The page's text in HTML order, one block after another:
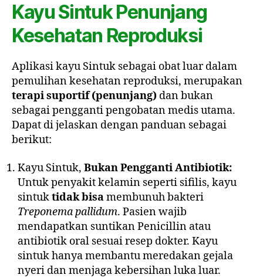
Kayu Sintuk Penunjang
Kesehatan Reproduksi
Aplikasi kayu Sintuk sebagai obat luar dalam
pemulihan kesehatan reproduksi, merupakan
terapi suportif (penunjang) dan bukan
sebagai pengganti pengobatan medis utama.
Dapat di jelaskan dengan panduan sebagai
berikut:
Kayu Sintuk, Bukan Pengganti Antibiotik:
Untuk penyakit kelamin seperti sifilis, kayu
sintuktidak bisamembunuh bakteri
Treponema pallidum. Pasien wajib
mendapatkan suntikan Penicillin atau
antibiotik oral sesuai resep dokter. Kayu
sintuk hanya membantu meredakan gejala
nyeri dan menjaga kebersihan luka luar.